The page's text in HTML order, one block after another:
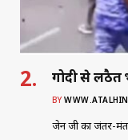
गोदी से लठैत
BY
जेन जी का जंतर-